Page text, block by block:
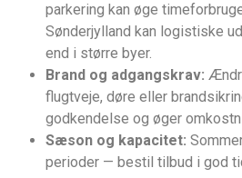
parkering kan øge
Sønderjylland kan logistiske
end i større byer.
Brand og adgangskrav:
flugtveje, døre eller
godkendelse og øger
Sæson og kapacitet:
perioder — bestil tilbud i god